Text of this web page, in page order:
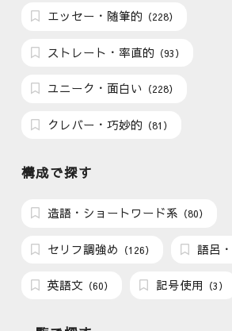
エッセー・随筆的 （228）
ストレート・率直的 （93）
ユニーク・面白い （228）
クレバー・巧妙的 （81）
構成で探す
造語・ショートワード系 （80）
セリフ調強め （126） 語呂
英語文 （60） 記号使用 （3）